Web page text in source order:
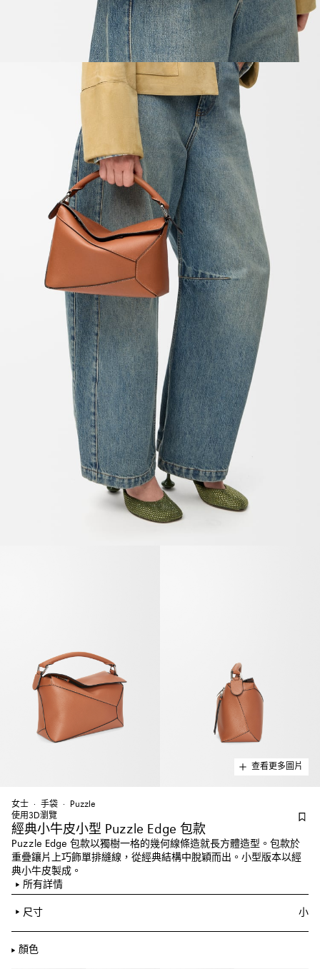
查看更多圖片
女士 手袋
Puzzle
使用3D瀏覽
經典小牛皮小型 Puzzle Edge 包款
Puzzle Edge 包款以獨樹一格的幾何線條造就長方體造型。包款於
重疊鑲片上巧飾單排縫線，從經典結構中脫穎而出。小型版本以經
典小牛皮製成。
所有詳情
尺寸 小
顏色